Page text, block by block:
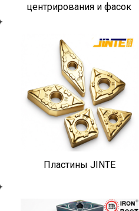
центрирования и фасок
Пластины JINTE